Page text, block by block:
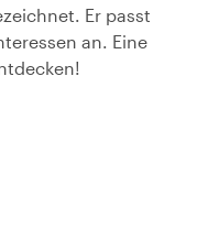
Er passt
an. Eine